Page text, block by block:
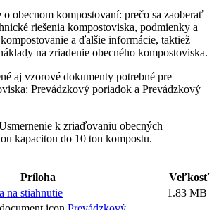
obecnom kompostovaní: prečo sa zaoberať
riešenia kompostoviska, podmienky a
a ďalšie informácie, taktiež
na zriadenie obecného kompostoviska.
aj vzorové dokumenty potrebné pre
Prevádzkový poriadok a Prevádzkový
k zriaďovaniu obecných
kapacitou do 10 ton kompostu.
Príloha
Veľkosť
na stiahnutie
1.83 MB